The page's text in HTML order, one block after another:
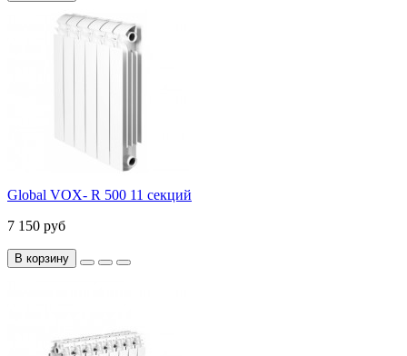
Global VOX- R 500 11 секций
7 150 руб
В корзину